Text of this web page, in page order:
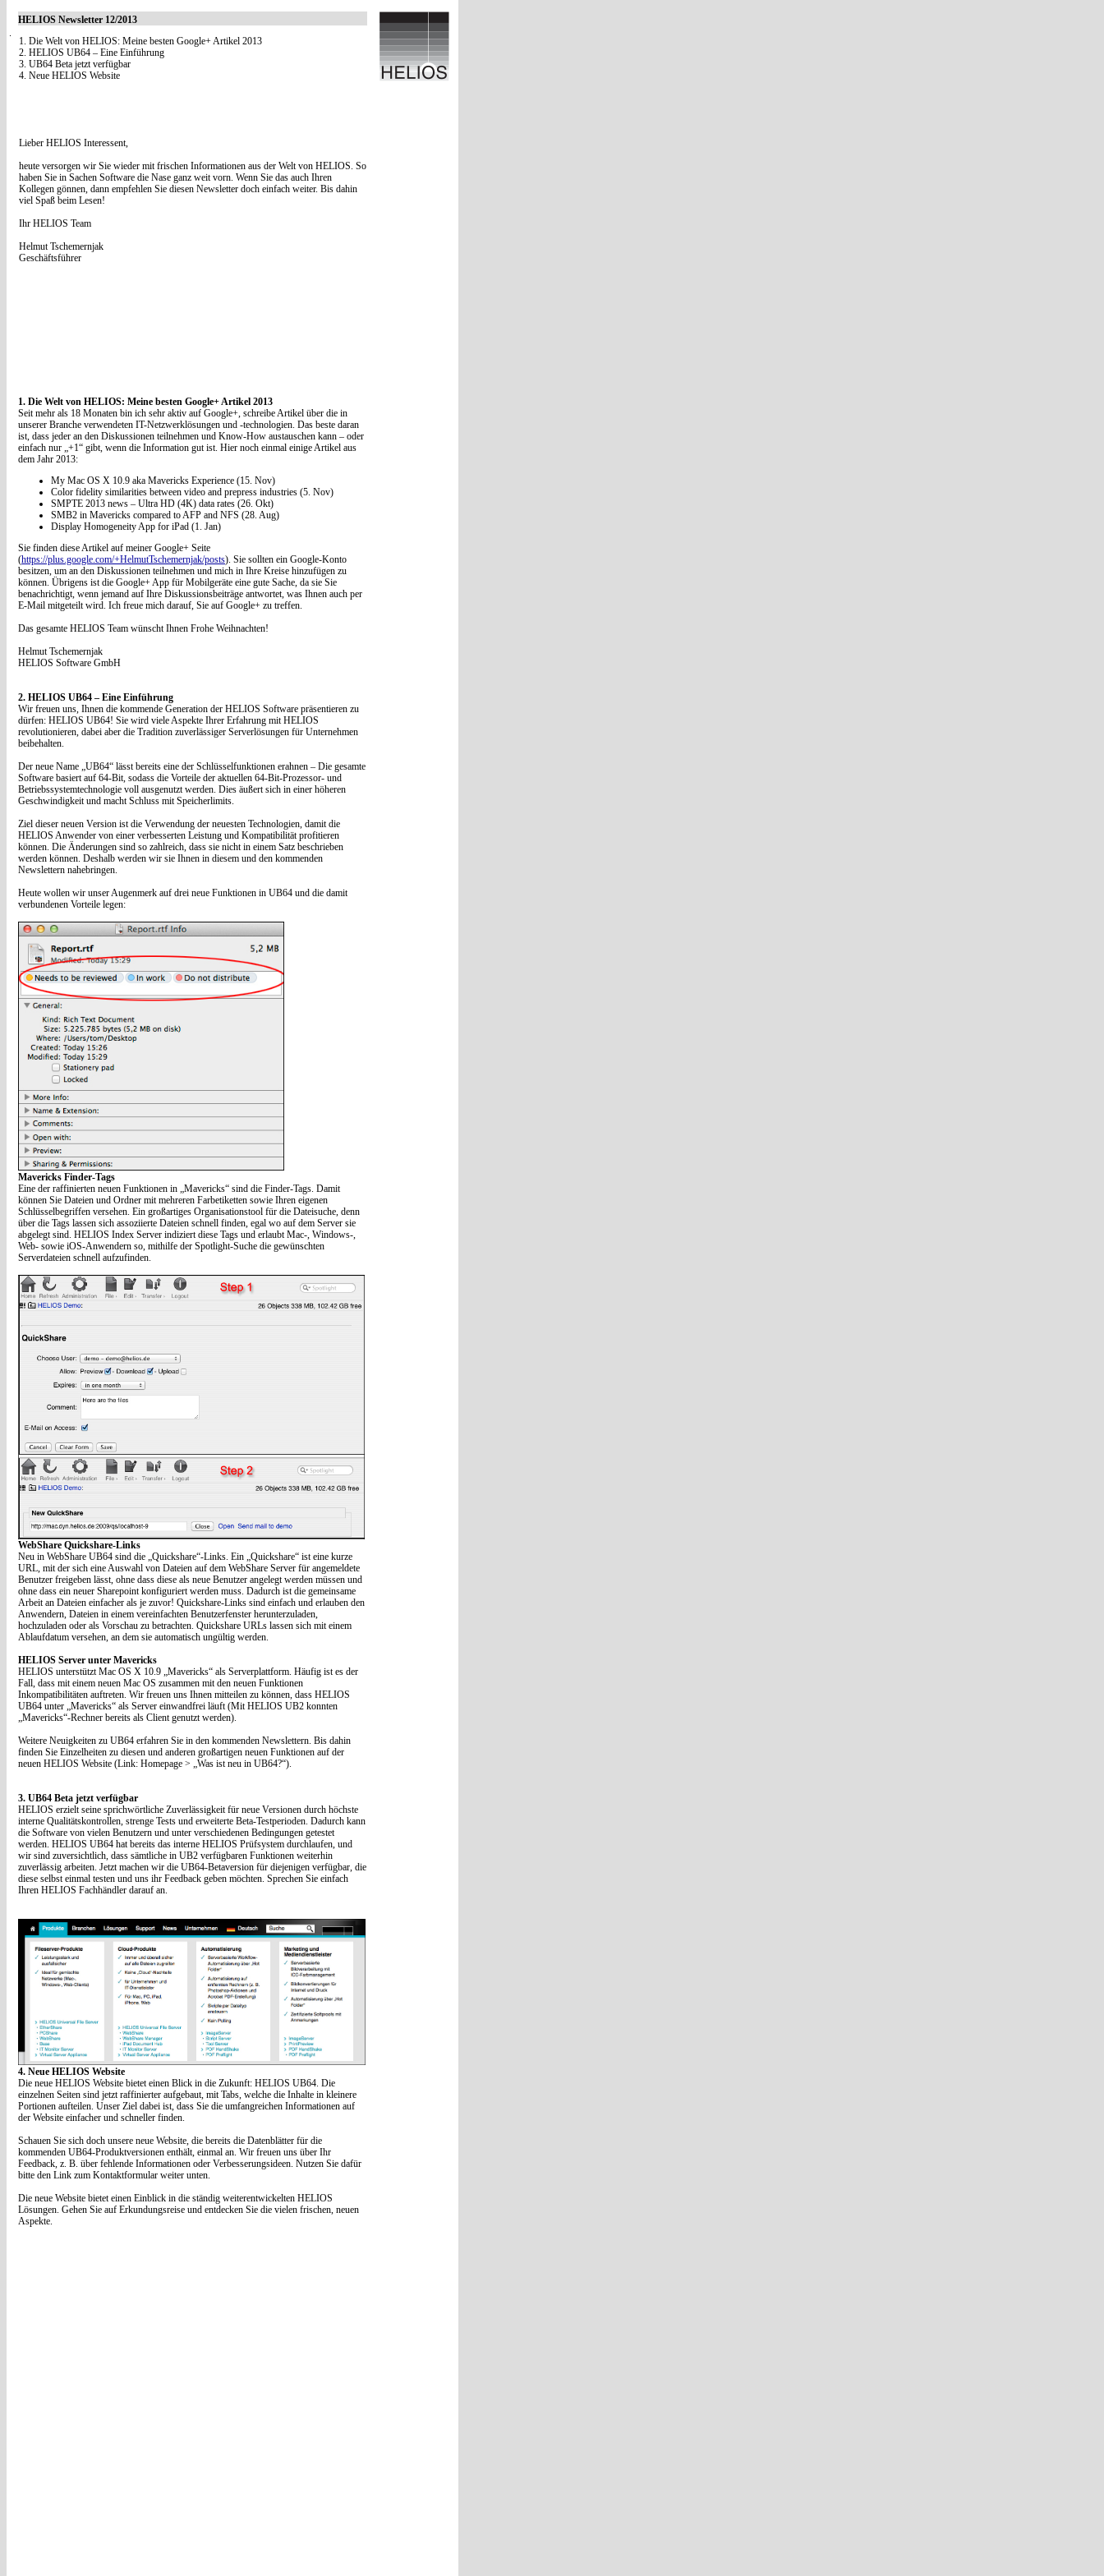
1. Die Welt von HELIOS: Meine besten Google+ Artikel 2013
2. HELIOS UB64 – Eine Einführung
3. UB64 Beta jetzt verfügbar
4. Neue HELIOS Website
HELIOS Newsletter 12/2013
Lieber HELIOS Interessent,
heute versorgen wir Sie wieder mit frischen Informationen aus der Welt von HELIOS. So
haben Sie in Sachen Software die Nase ganz weit vorn. Wenn Sie das auch Ihren
Kollegen gönnen, dann empfehlen Sie diesen Newsletter doch einfach weiter. Bis dahin
viel Spaß beim Lesen!
Ihr HELIOS Team
Helmut Tschemernjak
Geschäftsführer
1. Die Welt von HELIOS: Meine besten Google+ Artikel 2013
Seit mehr als 18 Monaten bin ich sehr aktiv auf Google+, schreibe Artikel über die in
unserer Branche verwendeten IT-Netzwerklösungen und -technologien. Das beste daran
ist, dass jeder an den Diskussionen teilnehmen und Know-How austauschen kann – oder
einfach nur „+1“ gibt, wenn die Information gut ist. Hier noch einmal einige Artikel aus
dem Jahr 2013:
My Mac OS X 10.9 aka Mavericks Experience (15. Nov)
Color fidelity similarities between video and prepress industries (5. Nov)
SMPTE 2013 news – Ultra HD (4K) data rates (26. Okt)
SMB2 in Mavericks compared to AFP and NFS (28. Aug)
Display Homogeneity App for iPad (1. Jan)
Sie finden diese Artikel auf meiner Google+ Seite
(https://plus.google.com/+HelmutTschemernjak/posts). Sie sollten ein Google-Konto
besitzen, um an den Diskussionen teilnehmen und mich in Ihre Kreise hinzufügen zu
können. Übrigens ist die Google+ App für Mobilgeräte eine gute Sache, da sie Sie
benachrichtigt, wenn jemand auf Ihre Diskussionsbeiträge antwortet, was Ihnen auch per
E-Mail mitgeteilt wird. Ich freue mich darauf, Sie auf Google+ zu treffen.
Das gesamte HELIOS Team wünscht Ihnen Frohe Weihnachten!
Helmut Tschemernjak
HELIOS Software GmbH
2. HELIOS UB64 – Eine Einführung
Wir freuen uns, Ihnen die kommende Generation der HELIOS Software präsentieren zu
dürfen: HELIOS UB64! Sie wird viele Aspekte Ihrer Erfahrung mit HELIOS
revolutionieren, dabei aber die Tradition zuverlässiger Serverlösungen für Unternehmen
beibehalten.
Der neue Name „UB64“ lässt bereits eine der Schlüsselfunktionen erahnen – Die gesamte
Software basiert auf 64-Bit, sodass die Vorteile der aktuellen 64-Bit-Prozessor- und
Betriebssystemtechnologie voll ausgenutzt werden. Dies äußert sich in einer höheren
Geschwindigkeit und macht Schluss mit Speicherlimits.
Ziel dieser neuen Version ist die Verwendung der neuesten Technologien, damit die
HELIOS Anwender von einer verbesserten Leistung und Kompatibilität profitieren
können. Die Änderungen sind so zahlreich, dass sie nicht in einem Satz beschrieben
werden können. Deshalb werden wir sie Ihnen in diesem und den kommenden
Newslettern nahebringen.
Heute wollen wir unser Augenmerk auf drei neue Funktionen in UB64 und die damit
verbundenen Vorteile legen:
Mavericks Finder-Tags
Eine der raffinierten neuen Funktionen in „Mavericks“ sind die Finder-Tags. Damit
können Sie Dateien und Ordner mit mehreren Farbetiketten sowie Ihren eigenen
Schlüsselbegriffen versehen. Ein großartiges Organisationstool für die Dateisuche, denn
über die Tags lassen sich assoziierte Dateien schnell finden, egal wo auf dem Server sie
abgelegt sind. HELIOS Index Server indiziert diese Tags und erlaubt Mac-, Windows-,
Web- sowie iOS-Anwendern so, mithilfe der Spotlight-Suche die gewünschten
Serverdateien schnell aufzufinden.
WebShare Quickshare-Links
Neu in WebShare UB64 sind die „Quickshare“-Links. Ein „Quickshare“ ist eine kurze
URL, mit der sich eine Auswahl von Dateien auf dem WebShare Server für angemeldete
Benutzer freigeben lässt, ohne dass diese als neue Benutzer angelegt werden müssen und
ohne dass ein neuer Sharepoint konfiguriert werden muss. Dadurch ist die gemeinsame
Arbeit an Dateien einfacher als je zuvor! Quickshare-Links sind einfach und erlauben den
Anwendern, Dateien in einem vereinfachten Benutzerfenster herunterzuladen,
hochzuladen oder als Vorschau zu betrachten. Quickshare URLs lassen sich mit einem
Ablaufdatum versehen, an dem sie automatisch ungültig werden.
HELIOS Server unter Mavericks
HELIOS unterstützt Mac OS X 10.9 „Mavericks“ als Serverplattform. Häufig ist es der
Fall, dass mit einem neuen Mac OS zusammen mit den neuen Funktionen
Inkompatibilitäten auftreten. Wir freuen uns Ihnen mitteilen zu können, dass HELIOS
UB64 unter „Mavericks“ als Server einwandfrei läuft (Mit HELIOS UB2 konnten
„Mavericks“-Rechner bereits als Client genutzt werden).
Weitere Neuigkeiten zu UB64 erfahren Sie in den kommenden Newslettern. Bis dahin
finden Sie Einzelheiten zu diesen und anderen großartigen neuen Funktionen auf der
neuen HELIOS Website (Link: Homepage > „Was ist neu in UB64?“).
3. UB64 Beta jetzt verfügbar
HELIOS erzielt seine sprichwörtliche Zuverlässigkeit für neue Versionen durch höchste
interne Qualitätskontrollen, strenge Tests und erweiterte Beta-Testperioden. Dadurch kann
die Software von vielen Benutzern und unter verschiedenen Bedingungen getestet
werden. HELIOS UB64 hat bereits das interne HELIOS Prüfsystem durchlaufen, und
wir sind zuversichtlich, dass sämtliche in UB2 verfügbaren Funktionen weiterhin
zuverlässig arbeiten. Jetzt machen wir die UB64-Betaversion für diejenigen verfügbar, die
diese selbst einmal testen und uns ihr Feedback geben möchten. Sprechen Sie einfach
Ihren HELIOS Fachhändler darauf an.
4. Neue HELIOS Website
Die neue HELIOS Website bietet einen Blick in die Zukunft: HELIOS UB64. Die
einzelnen Seiten sind jetzt raffinierter aufgebaut, mit Tabs, welche die Inhalte in kleinere
Portionen aufteilen. Unser Ziel dabei ist, dass Sie die umfangreichen Informationen auf
der Website einfacher und schneller finden.
Schauen Sie sich doch unsere neue Website, die bereits die Datenblätter für die
kommenden UB64-Produktversionen enthält, einmal an. Wir freuen uns über Ihr
Feedback, z. B. über fehlende Informationen oder Verbesserungsideen. Nutzen Sie dafür
bitte den Link zum Kontaktformular weiter unten.
Die neue Website bietet einen Einblick in die ständig weiterentwickelten HELIOS
Lösungen. Gehen Sie auf Erkundungsreise und entdecken Sie die vielen frischen, neuen
Aspekte.